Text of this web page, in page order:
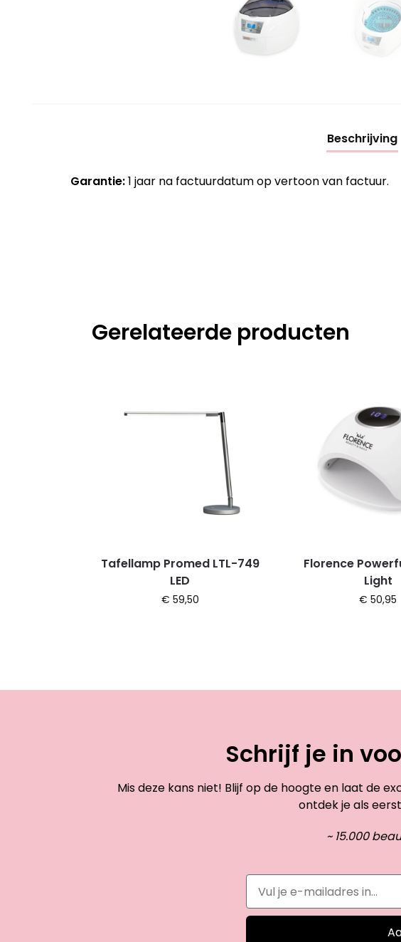
Beschrijving
Garantie:1 jaar na factuurdatum op vertoon van factuur.
Gerelateerde producten
Tafellamp Promed LTL-749
LED
€ 59,50
Florence
Light
€ 50,95
Schrijf je in
Mis deze kans niet! Blijf op de hoogte en laat de
ontdek je als
~ 15.000